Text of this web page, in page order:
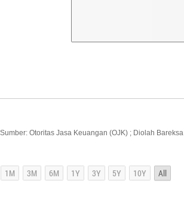
Sumber: Otoritas Jasa Keuangan (OJK) ; Diolah Bareksa